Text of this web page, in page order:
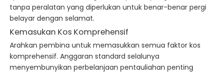
tanpa peralatan yang diperlukan untuk benar-benar pergi
belayar dengan selamat.
Kemasukan Kos Komprehensif
Arahkan pembina untuk memasukkan semua faktor kos
komprehensif. Anggaran standard selalunya
menyembunyikan perbelanjaan pentauliahan penting